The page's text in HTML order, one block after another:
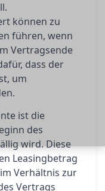
können zu
führen, wenn
Vertragsende
dass der
um
ist die
des
wird. Diese
Leasingbetrag
Verhältnis zur
Vertrags